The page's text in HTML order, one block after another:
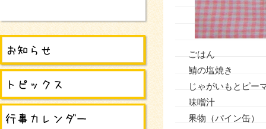
ごはん
鯖の塩焼き
じゃがいもとピ
味噌汁
果物（パイン缶）